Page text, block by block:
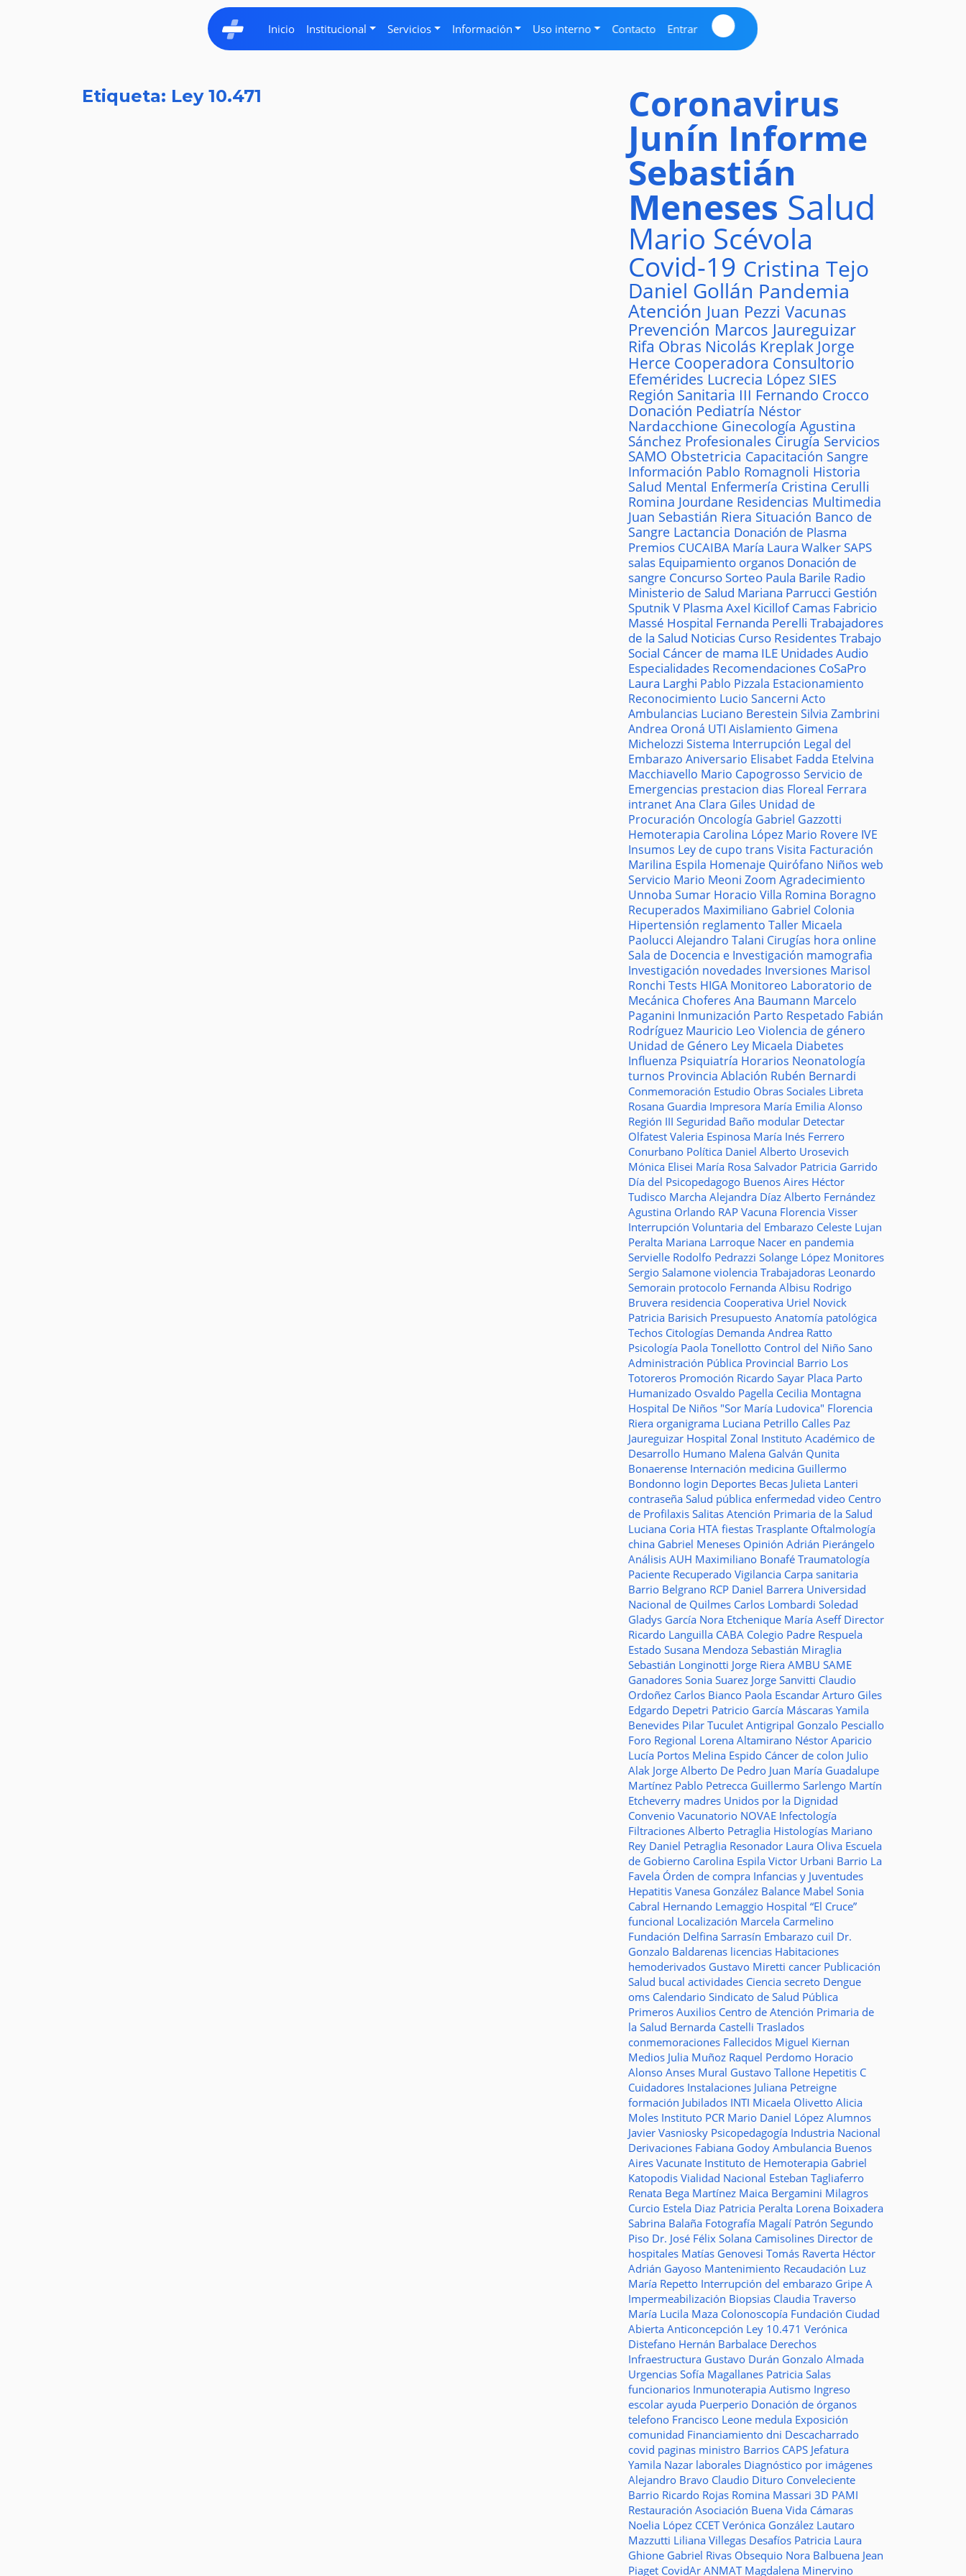
Inicio Institucional Servicios Información Uso interno Contacto Entrar
Etiqueta: Ley 10.471 Coronavirus
Junín Informe
Sebastián
Meneses Salud
Mario Scévola
Covid-19 Cristina Tejo
Daniel Gollán Pandemia
Atención Juan Pezzi Vacunas
Prevención Marcos Jaureguizar
Rifa Obras Nicolás Kreplak Jorge
Herce Cooperadora Consultorio
Efemérides Lucrecia López SIES
Región Sanitaria III Fernando Crocco
Donación Pediatría Néstor
Nardacchione Ginecología Agustina
Sánchez Profesionales Cirugía Servicios
SAMO Obstetricia Capacitación Sangre
Información Pablo Romagnoli Historia
Salud Mental Enfermería Cristina Cerulli
Romina Jourdane Residencias Multimedia
Juan Sebastián Riera Situación Banco de
Sangre Lactancia Donación de Plasma
Premios CUCAIBA María Laura WalkerSAPS
salas Equipamiento organos Donación de
sangre ConcursoSorteo Paula Barile Radio
Ministerio de Salud Mariana Parrucci Gestión
Sputnik V Plasma Axel KicillofCamas Fabricio
Massé Hospital Fernanda Perelli Trabajadores
de la Salud Noticias Curso ResidentesTrabajo
Social Cáncer de mama ILE UnidadesAudio
Especialidades Recomendaciones CoSaPro
Laura Larghi Pablo Pizzala Estacionamiento
Reconocimiento Lucio Sancerni Acto
Ambulancias Luciano Berestein Silvia Zambrini
Andrea Oroná UTI Aislamiento Gimena
Michelozzi Sistema Interrupción Legal del
Embarazo Aniversario Elisabet Fadda Etelvina
Macchiavello Mario Capogrosso Servicio de
Emergencias prestacion dias Floreal Ferrara
intranetAna Clara Giles Unidad de
Procuración Oncología Gabriel Gazzotti
Hemoterapia Carolina López Mario Rovere IVE
Insumos Ley de cupo trans Visita Facturación
Marilina Espila Homenaje Quirófano Niños web
Servicio Mario Meoni Zoom Agradecimiento
Unnoba Sumar Horacio Villa Romina Boragno
Recuperados Maximiliano Gabriel Colonia
Hipertensión reglamento Taller Micaela
Paolucci Alejandro Talani Cirugías hora online
Sala de Docencia e Investigación mamografia
Investigación novedades Inversiones Marisol
Ronchi Tests HIGA Monitoreo Laboratorio de
Mecánica Choferes Ana Baumann Marcelo
Paganini Inmunización Parto Respetado Fabián
Rodríguez Mauricio Leo Violencia de género
Unidad de Género Ley Micaela Diabetes
Influenza Psiquiatría Horarios Neonatología
turnos Provincia Ablación Rubén Bernardi
Conmemoración Estudio Obras Sociales Libreta
Rosana Guardia Impresora María Emilia Alonso
Región III Seguridad Baño modular Detectar
Olfatest Valeria Espinosa María Inés Ferrero
Conurbano Política Daniel Alberto Urosevich
Mónica Elisei María Rosa Salvador Patricia Garrido
Día del Psicopedagogo Buenos Aires Héctor
Tudisco Marcha Alejandra Díaz Alberto Fernández
Agustina Orlando RAP Vacuna Florencia Visser
Interrupción Voluntaria del Embarazo Celeste Lujan
Peralta Mariana Larroque Nacer en pandemia
Servielle Rodolfo Pedrazzi Solange López Monitores
Sergio Salamone violencia Trabajadoras Leonardo
Semorain protocolo Fernanda Albisu Rodrigo
Bruvera residencia Cooperativa Uriel Novick
Patricia Barisich Presupuesto Anatomía patológica
Techos Citologías Demanda Andrea Ratto
Psicología Paola Tonellotto Control del Niño Sano
Administración Pública Provincial Barrio Los
Totoreros Promoción Ricardo Sayar Placa Parto
Humanizado Osvaldo Pagella Cecilia Montagna
Hospital De Niños "Sor María Ludovica" Florencia
Riera organigrama Luciana Petrillo Calles Paz
Jaureguizar Hospital Zonal Instituto Académico de
Desarrollo Humano Malena Galván Qunita
Bonaerense Internación medicina Guillermo
Bondonno login Deportes Becas Julieta Lanteri
contraseña Salud pública enfermedad video Centro
de Profilaxis Salitas Atención Primaria de la Salud
Luciana Coria HTA fiestas Trasplante Oftalmología
china Gabriel Meneses Opinión Adrián Pierángelo
Análisis AUH Maximiliano Bonafé Traumatología
Paciente Recuperado Vigilancia Carpa sanitaria
Barrio Belgrano RCP Daniel Barrera Universidad
Nacional de Quilmes Carlos Lombardi Soledad
Gladys García Nora Etchenique María Aseff Director
Ricardo Languilla CABA Colegio Padre Respuela
Estado Susana Mendoza Sebastián Miraglia
Sebastián Longinotti Jorge Riera AMBU SAME
Ganadores Sonia Suarez Jorge Sanvitti Claudio
Ordoñez Carlos Bianco Paola Escandar Arturo Giles
Edgardo Depetri Patricio García Máscaras Yamila
Benevides Pilar Tuculet Antigripal Gonzalo Pesciallo
Foro Regional Lorena Altamirano Néstor Aparicio
Lucía Portos Melina Espido Cáncer de colon Julio
Alak Jorge Alberto De Pedro Juan María Guadalupe
Martínez Pablo Petrecca Guillermo Sarlengo Martín
Etcheverry madres Unidos por la Dignidad
Convenio Vacunatorio NOVAE Infectología
Filtraciones Alberto Petraglia Histologías Mariano
Rey Daniel Petraglia Resonador Laura Oliva Escuela
de Gobierno Carolina Espila Victor Urbani Barrio La
Favela Órden de compra Infancias y Juventudes
Hepatitis Vanesa González Balance Mabel Sonia
Cabral Hernando Lemaggio Hospital “El Cruce”
funcional Localización Marcela Carmelino
Fundación Delfina Sarrasín Embarazo cuil Dr.
Gonzalo Baldarenas licencias Habitaciones
hemoderivados Gustavo Miretti cancer Publicación
Salud bucal actividades Ciencia secreto Dengue
oms Calendario Sindicato de Salud Pública
Primeros Auxilios Centro de Atención Primaria de
la Salud Bernarda Castelli Traslados
conmemoraciones Fallecidos Miguel Kiernan
Medios Julia Muñoz Raquel Perdomo Horacio
Alonso Anses Mural Gustavo Tallone Hepetitis C
Cuidadores Instalaciones Juliana Petreigne
formación Jubilados INTI Micaela Olivetto Alicia
Moles Instituto PCR Mario Daniel López Alumnos
Javier Vasniosky Psicopedagogía Industria Nacional
Derivaciones Fabiana Godoy Ambulancia Buenos
Aires Vacunate Instituto de Hemoterapia Gabriel
Katopodis Vialidad Nacional Esteban Tagliaferro
Renata Bega Martínez Maica Bergamini Milagros
Curcio Estela Diaz Patricia Peralta Lorena Boixadera
Sabrina Balaña Fotografía Magalí Patrón Segundo
Piso Dr. José Félix Solana Camisolines Director de
hospitales Matías Genovesi Tomás Raverta Héctor
Adrián Gayoso Mantenimiento Recaudación Luz
María Repetto Interrupción del embarazo Gripe A
Impermeabilización Biopsias Claudia Traverso
María Lucila Maza Colonoscopía Fundación Ciudad
Abierta Anticoncepción Ley 10.471 Verónica
Distefano Hernán Barbalace Derechos
Infraestructura Gustavo Durán Gonzalo Almada
Urgencias Sofía Magallanes Patricia Salas
funcionarios Inmunoterapia Autismo Ingreso
escolar ayuda Puerperio Donación de órganos
telefono Francisco Leone medula Exposición
comunidad Financiamiento dni Descacharrado
covid paginas ministro Barrios CAPS Jefatura
Yamila Nazar laborales Diagnóstico por imágenes
Alejandro Bravo Claudio Dituro Conveleciente
Barrio Ricardo Rojas Romina Massari 3D PAMI
Restauración Asociación Buena Vida Cámaras
Noelia López CCETVerónica González Lautaro
Mazzutti Liliana Villegas Desafíos Patricia Laura
Ghione Gabriel Rivas Obsequio Nora Balbuena Jean
Piaget CovidAr ANMAT Magdalena Minervino